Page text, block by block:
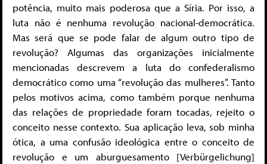
potência, muito mais poderosa que a Síria. Por isso, a
luta não é nenhuma revolução nacional-democrática.
Mas será que se pode falar de algum outro tipo de
revolução? Algumas das organizações inicialmente
mencionadas descrevem a luta do confederalismo
democrático como uma “revolução das mulheres”. Tanto
pelos motivos acima, como também porque nenhuma
das relações de propriedade foram tocadas, rejeito o
conceito nesse contexto. Sua aplicação leva, sob minha
ótica, a uma confusão ideológica entre o conceito de
revolução e um aburguesamento [Verbürgelichung]